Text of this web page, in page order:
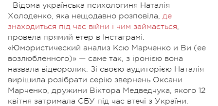
Відома українська психологиня Наталія
Холоденко, яка нещодавно розповіла, де
знаходиться під час війни і чим займається,
провела прямий етер в Інстаграмі.
«Юмористический анализ Ксю Марченко и Ви (ее
возлюбленного)» — саме так, з іронією вона
назвала відеоролик. Зі своєю аудиторією Наталія
вирішила розібрати серію звернень Оксани
Марченко, дружини Віктора Медведчука, якого 12
квітня затримала СБУ під час втечі з України.